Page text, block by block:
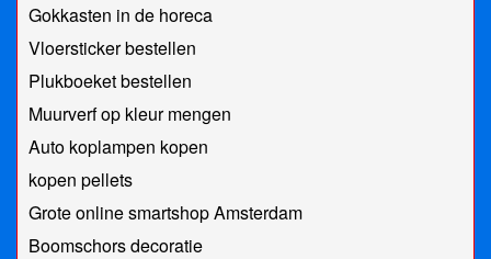
Gokkasten in de horeca
Vloersticker bestellen
Plukboeket bestellen
Muurverf op kleur mengen
Auto koplampen kopen
kopen pellets
Grote online smartshop Amsterdam
Boomschors decoratie